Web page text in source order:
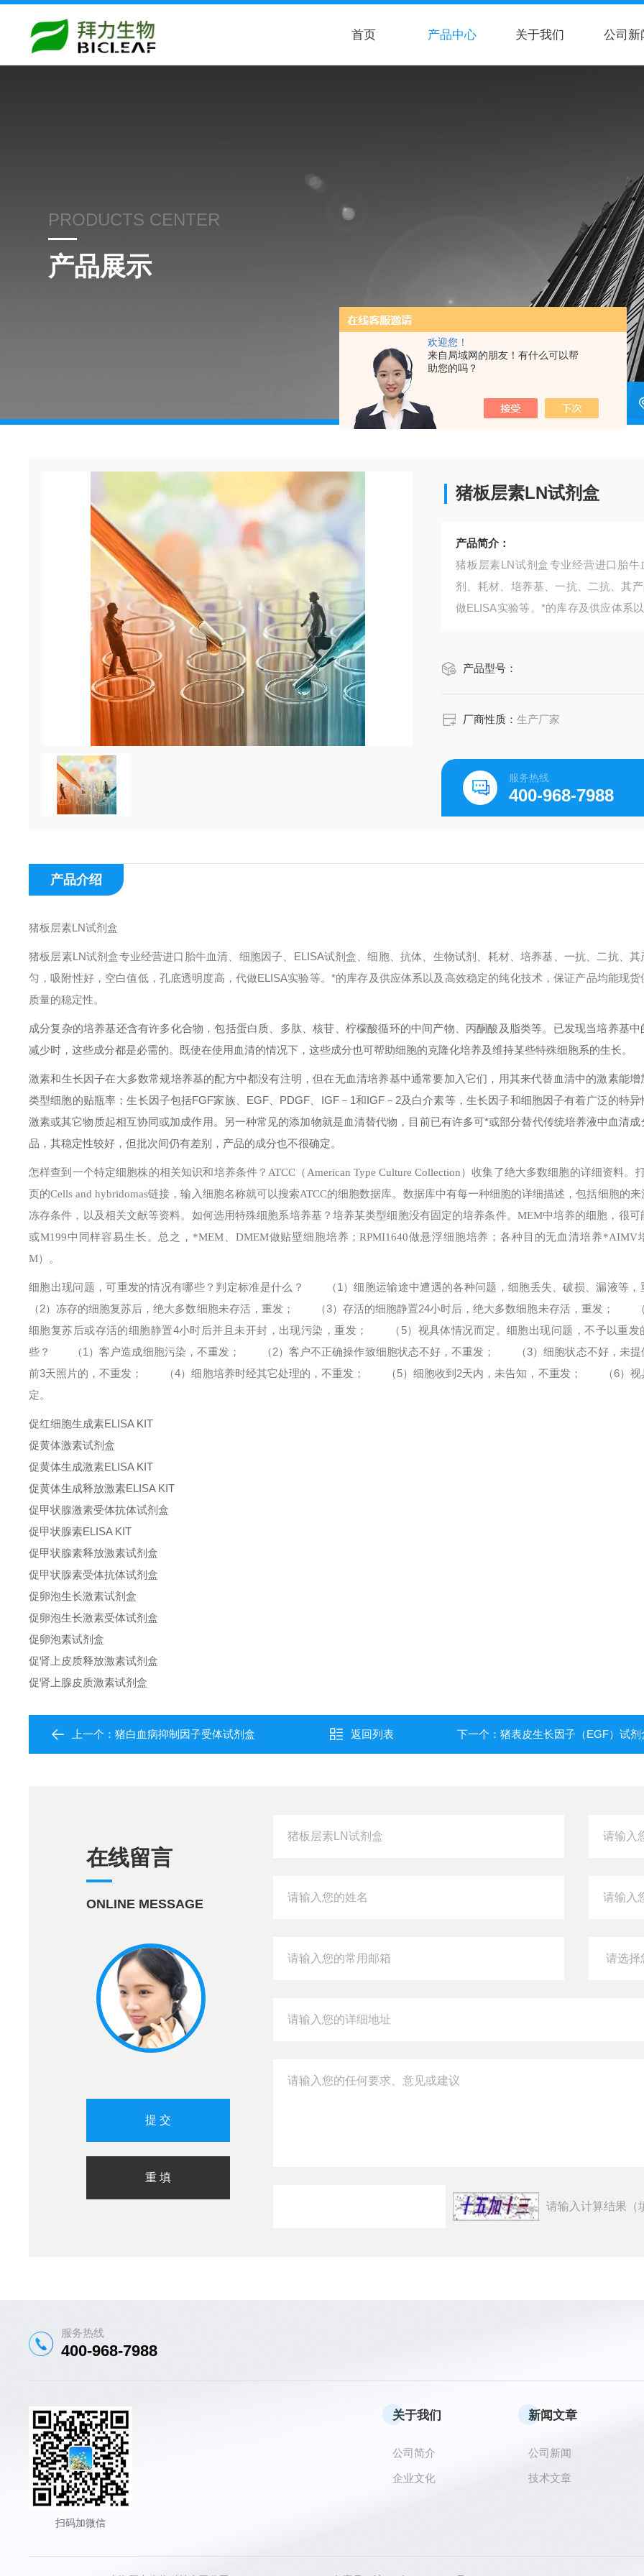
欢迎您！
来自局域网的朋友！有什么可以帮
助您的吗？
首页 产品中心 关于我们 公司新
PRODUCTS CENTER
产品展示
猪板层素LN试剂盒​
产品简介：
猪板层素LN试剂盒​专业经营进口胎
剂、耗材、培养基、一抗、二抗、其
做ELISA实验等。*的库存及供应体系
产品型号：
厂商性质：生产厂家
服务热线
400-968-7988
产品介绍
猪板层素LN试剂盒
猪板层素LN试剂盒专业经营进口胎牛血清、细胞因子、ELISA试剂盒、细胞、抗体、生物试剂、耗材、培养基、一抗、二抗、其
匀，吸附性好，空白值低，孔底透明度高，代做ELISA实验等。*的库存及供应体系以及高效稳定的纯化技术，保证产品均能现货
质量的稳定性。
成分复杂的培养基还含有许多化合物，包括蛋白质、多肽、核苷、柠檬酸循环的中间产物、丙酮酸及脂类等。已发现当培养基中
减少时，这些成分都是必需的。既使在使用血清的情况下，这些成分也可帮助细胞的克隆化培养及维持某些特殊细胞系的生长。
激素和生长因子在大多数常规培养基的配方中都没有注明，但在无血清培养基中通常要加入它们，用其来代替血清中的激素能增
类型细胞的贴瓶率；生长因子包括FGF家族、EGF、PDGF、IGF－1和IGF－2及白介素等，生长因子和细胞因子有着广泛的特异
激素或其它物质起相互协同或加成作用。另一种常见的添加物就是血清替代物，目前已有许多可*或部分替代传统培养液中血清成
品，其稳定性较好，但批次间仍有差别，产品的成分也不很确定。
怎样查到一个特定细胞株的相关知识和培养条件？ ATCC（American Type Culture Collection）收集了绝大多数细胞的详细资料。
页的Cells and hybridomas链接，输入细胞名称就可以搜索ATCC的细胞数据库。数据库中有每一种细胞的详细描述，包括细胞的
冻存条件，以及相关文献等资料。 如何选用特殊细胞系培养基？ 培养某类型细胞没有固定的培养条件。MEM中培养的细胞，很可
或M199中同样容易生长。总之，*MEM、DMEM做贴壁细胞培养；RPMI1640做悬浮细胞培养；各种目的无血清培养*AIMV
M）。
细胞出现问题，可重发的情况有哪些？判定标准是什么？
（1）细胞运输途中遭遇的各种问题，细胞丢失、破损、漏液等，
（2）冻存的细胞复苏后，绝大多数细胞未存活，重发；
（3）存活的细胞静置24小时后，绝大多数细胞未存活，重发；
（4
细胞复苏后或存活的细胞静置4小时后并且未开封，出现污染，重发；
（5）视具体情况而定。细胞出现问题，不予以重发
些？
（1）客户造成细胞污染，不重发； （2）客户不正确操作致细胞状态不好，不重发；
（3）细胞状态不好，未提
前3天照片的，不重发；
（4）细胞培养时经其它处理的，不重发； （5）细胞收到2天内，未告知，不重发；
（6）视
定。
促红细胞生成素ELISA KIT
促黄体激素试剂盒
促黄体生成激素ELISA KIT
促黄体生成释放激素ELISA KIT
促甲状腺激素受体抗体试剂盒
促甲状腺素ELISA KIT
促甲状腺素释放激素试剂盒
促甲状腺素受体抗体试剂盒
促卵泡生长激素试剂盒
促卵泡生长激素受体试剂盒
促卵泡素试剂盒
促肾上皮质释放激素试剂盒
促肾上腺皮质激素试剂盒
上一个： 猪白血病抑制因子受体试剂盒 返回列表 下一个： 猪表皮生长因子（EGF）试剂
在线留言
ONLINE MESSAGE
请输入计算结果（
服务热线
400-968-7988
扫码加微信
关于我们
公司简介
企业文化
新闻文章
公司新闻
技术文章